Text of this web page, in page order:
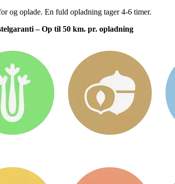
og oplade. En fuld opladning tager 4-6 timer.
– Op til 50 km. pr. opladning